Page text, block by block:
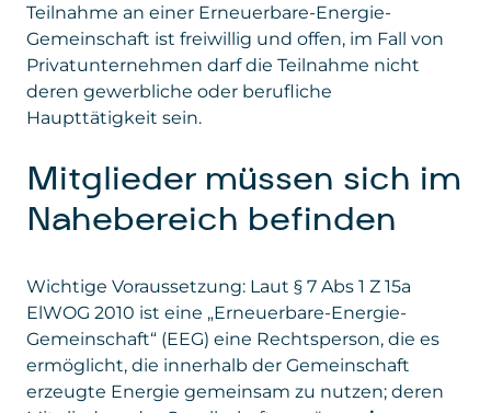
Teilnahme an einer Erneuerbare-Energie-
Gemeinschaft ist freiwillig und offen, im Fall von
Privatunternehmen darf die Teilnahme nicht
deren gewerbliche oder berufliche
Haupttätigkeit sein.
Mitglieder müssen sich im
Nahebereich befinden
Wichtige Voraussetzung: Laut § 7 Abs 1 Z 15a
ElWOG 2010 ist eine „Erneuerbare-Energie-
Gemeinschaft“ (EEG) eine Rechtsperson, die es
ermöglicht, die innerhalb der Gemeinschaft
erzeugte Energie gemeinsam zu nutzen; deren